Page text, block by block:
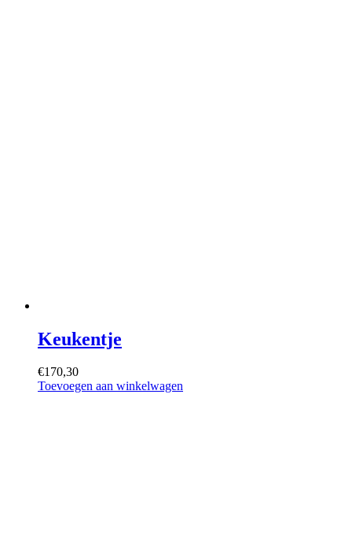
Keukentje
€170,30
Toevoegen aan winkelwagen